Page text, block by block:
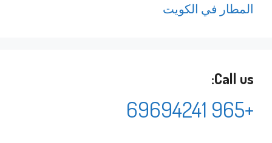
المطار في الكويت
Call us:
+965 69694241